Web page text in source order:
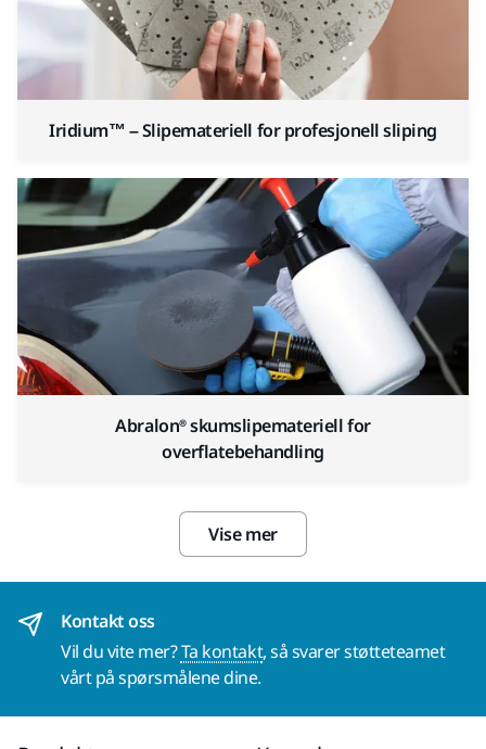
Iridium™ – Slipemateriell for profesjonell sliping
Abralon® skumslipemateriell for
overflatebehandling
Vise mer
Kontakt oss
Vil du vite mer?Ta kontakt, så svarer støtteteamet
vårt på spørsmålene dine.